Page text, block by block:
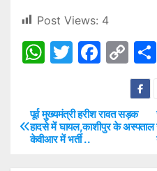
Post Views: 4
W
s
A
T
er
F
e
b
C
o
p
y
S
P
o
पूर्व मुख्यमंत्री हरीश रावत सड़क
हादसे में घायल,काशीपुर के अस्पताल
केवीआर में भर्ती ..